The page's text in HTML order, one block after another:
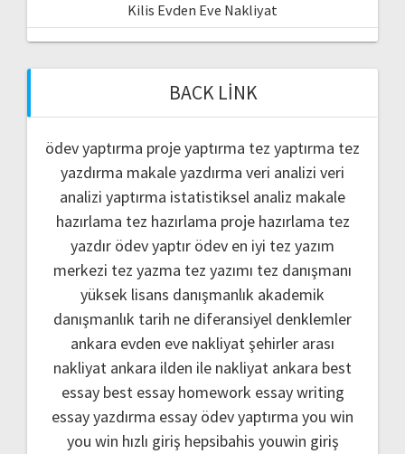
Kilis Evden Eve Nakliyat
BACK LINK
ödev yaptırma proje yaptırma tez yaptırma tez
yazdırma makale yazdırma veri analizi veri
analizi yaptırma istatistiksel analiz makale
hazırlama tez hazırlama proje hazırlama tez
yazdır ödev yaptır ödev en iyi tez yazım
merkezi tez yazma tez yazımı tez danışmanı
yüksek lisans danışmanlık akademik
danışmanlık tarih ne diferansiyel denklemler
ankara evden eve nakliyatşehirler arası
nakliyat ankara ilden ile nakliyat ankara best
essay best essay homework essay writing
essay yazdırma essay ödev yaptırma you win
you win hızlı giriş hepsibahis youwin giriş